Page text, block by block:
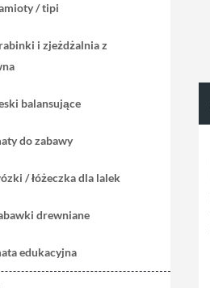
/ tipi
i zjeżdżalnia z
balansujące
do zabawy
/ łóżeczka dla lalek
drewniane
edukacyjna